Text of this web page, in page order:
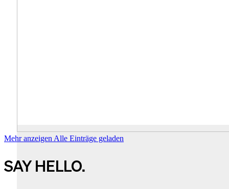
Mehr anzeigen Alle Einträge geladen
SAY HELLO.